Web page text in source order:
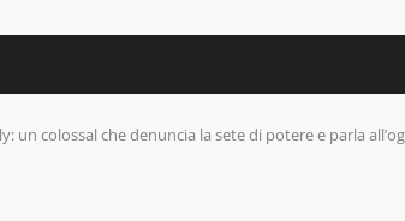
un colossal che denuncia la sete di potere e parla